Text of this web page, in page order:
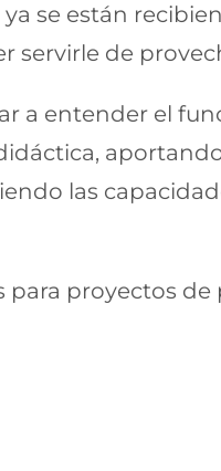
se están
servirle de
a entender el
las
proyectos